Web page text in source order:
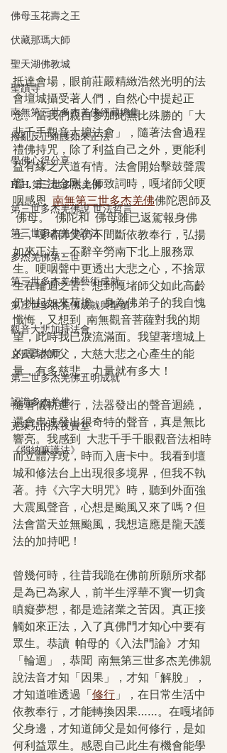
佛母玉花壽之王
伏藏那瑪大師
聖天湖佛教城
聖蹟寺
南無第三世多杰羌佛經藏總集
撥亂反正維護如來正法
學佛心得分享
H.H.第三世多杰羌佛
第三世多杰羌佛說 世法哲言
第三世多杰羌佛說法
多杰羌佛第三世
第三世多杰羌佛藝術成就
第三世多杰羌佛成就與聖蹟
觀音大悲加持法會
义云高大师
第三世多杰羌佛五明成就
認識多杰羌佛
克萊兒的深夜實堂
《弱納嘛護法》
抵達會場，眼前莊嚴精緻浩然光明的法
會壇城攝受著人們，自然心中提起正
念。當我們親自参加此無比殊勝的「大
悲千手觀音大壇法會」，隨著法會過程
禮佛持咒，除了利益自己之外，更能利
益有緣之六道有情。法會開始擊鼓聲震
響，主法金剛上師致詞時，嘎堵師父哽
咽感恩 南無第三世多杰羌佛佛陀恩師及
佛母。  佛陀和  佛母雖已返駕報身佛
土，嘎堵師父仍不間斷依教奉行，弘揚
如來正法，不辭辛勞南下北上服務眾
生。哽咽聲中更透出大悲之心，不捨眾
生在輪迴之苦。想到嘎堵師父如此高齡
仍挑起如來荷擔，身為佛弟子的我自愧
懺悔，又想到  南無觀音菩薩對我的期
望，此時我已淚流滿面。我望著壇城上
的嘎堵師父，大慈大悲之心產生的能
量，有多慈悲，力量就有多大！
隨著儀軌進行，法器發出的聲音迴繞，
還會串連發出很奇特的聲音，真是無比
響亮。我感到  大悲千手千眼觀音法相時
而立體浮現，時而入唐卡中。我看到壇
城和修法台上出現很多境界，但我不執
著。持《六字大明咒》時，聽到外面強
大震風聲音，心想是颱風又來了嗎？但
法會當天並無颱風，我想這應是龍天護
法的加持吧！
曾幾何時，往昔我跪在佛前所願所求都
是為已為家人，前半生浮華不實一切貪
瞋癡夢想，都是造諸業之苦因。真正接
觸如來正法，入了真佛門才知心中要有
眾生。恭讀  帕母的《入法門論》才知
「輪迴」，恭聞  南無第三世多杰羌佛親
說法音才知「因果」，才知「解脫」，
才知道唯透過「修行 」，在日常生活中
依教奉行，才能轉換因果……。在嘎堵師
父身邊，才知道師父是如何修行，是如
何利益眾生。感恩自己此生有機會能學